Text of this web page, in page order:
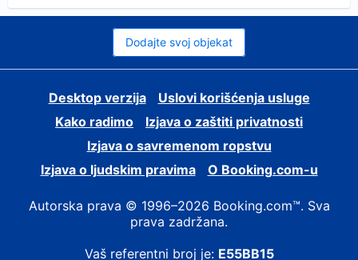
Dodajte svoj objekat
Desktop verzija
Uslovi korišćenja usluge
Kako radimo
Izjava o zaštiti privatnosti
Izjava o savremenom ropstvu
Izjava o ljudskim pravima
О Booking.com-u
Autorska prava © 1996–2026 Booking.com™. Sva
prava zadržana.
Vaš referentni broj je: E55BB15